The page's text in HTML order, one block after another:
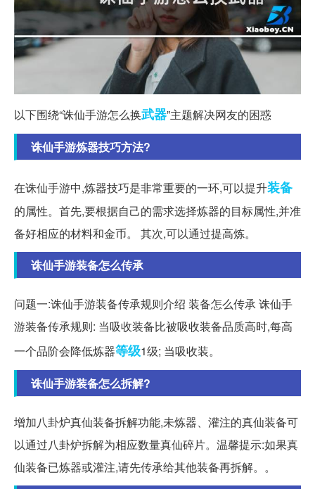
以下围绕“诛仙手游怎么换武器”主题解决网友的困惑
诛仙手游炼器技巧方法?
在诛仙手游中,炼器技巧是非常重要的一环,可以提升装备
的属性。首先,要根据自己的需求选择炼器的目标属性,并准
备好相应的材料和金币。 其次,可以通过提高炼。
诛仙手游装备怎么传承
问题一:诛仙手游装备传承规则介绍 装备怎么传承 诛仙手
游装备传承规则: 当吸收装备比被吸收装备品质高时,每高
一个品阶会降低炼器等级1级; 当吸收装。
诛仙手游装备怎么拆解?
增加八卦炉真仙装备拆解功能,未炼器、灌注的真仙装备可
以通过八卦炉拆解为相应数量真仙碎片。温馨提示:如果真
仙装备已炼器或灌注,请先传承给其他装备再拆解。。